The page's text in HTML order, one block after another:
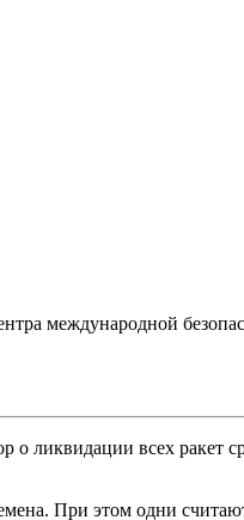
международной
о ликвидации всех
При этом одни